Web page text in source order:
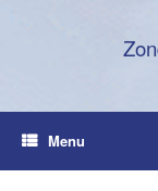
Menu